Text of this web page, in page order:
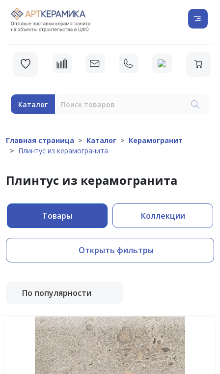
Каталог
Главная страница Каталог
Керамогранит
Плинтус из керамогранита
Плинтус из керамогранита
Товары Коллекции
Открыть фильтры
По популярности